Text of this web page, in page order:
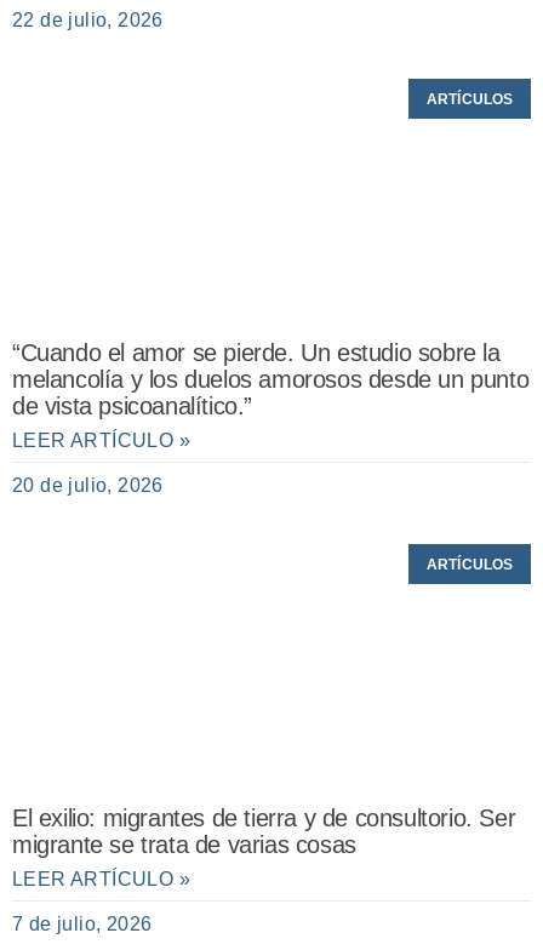
22 de julio, 2026
ARTÍCULOS
“Cuando el amor se pierde. Un estudio sobre la
melancolía y los duelos amorosos desde un punto
de vista psicoanalítico.”
LEER ARTÍCULO »
20 de julio, 2026
ARTÍCULOS
El exilio: migrantes de tierra y de consultorio. Ser
migrante se trata de varias cosas
LEER ARTÍCULO »
7 de julio, 2026